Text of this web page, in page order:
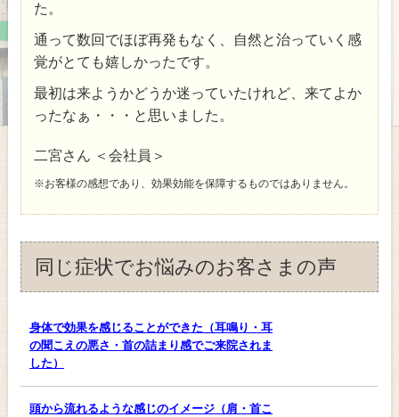
た。
通って数回でほぼ再発もなく、自然と治っていく感
覚がとても嬉しかったです。
最初は来ようかどうか迷っていたけれど、来てよか
ったなぁ・・・と思いました。
二宮さん ＜会社員＞
※お客様の感想であり、効果効能を保障するものではありません。
同じ症状でお悩みのお客さまの声
身体で効果を感じることができた（耳鳴り・耳
の聞こえの悪さ・首の詰まり感でご来院されま
した）
頭から流れるような感じのイメージ（肩・首こ